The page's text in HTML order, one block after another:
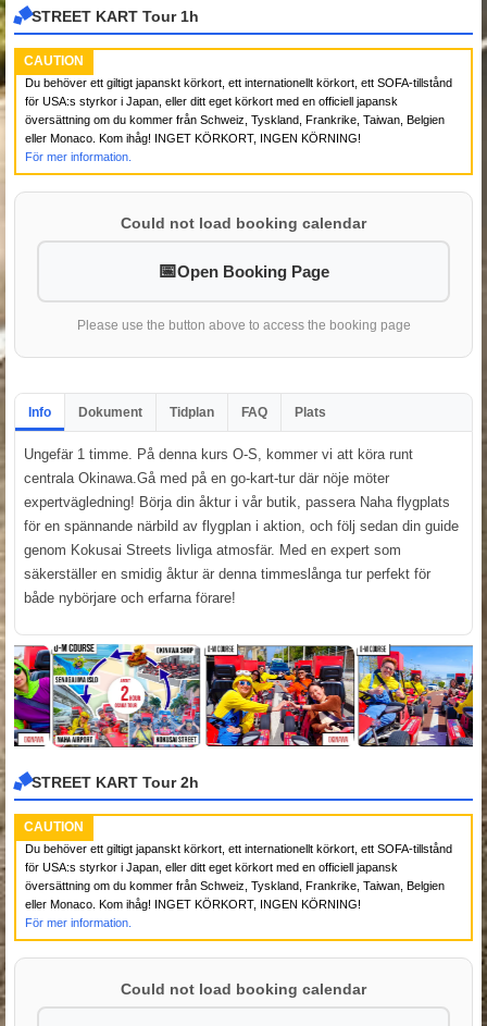
STREET KART Tour 1h
CAUTION
Du behöver ett giltigt japanskt körkort, ett internationellt körkort, ett SOFA-tillstånd
för USA:s styrkor i Japan, eller ditt eget körkort med en officiell japansk
översättning om du kommer från Schweiz, Tyskland, Frankrike, Taiwan, Belgien
eller Monaco. Kom ihåg! INGET KÖRKORT, INGEN KÖRNING!
För mer information.
Could not load booking calendar
Open Booking Page
Please use the button above to access the booking page
Info Dokument Tidplan FAQ Plats
Ungefär 1 timme. På denna kurs O-S, kommer vi att köra runt
centrala Okinawa.Gå med på en go-kart-tur där nöje möter
expertvägledning! Börja din åktur i vår butik, passera Naha flygplats
för en spännande närbild av flygplan i aktion, och följ sedan din guide
genom Kokusai Streets livliga atmosfär. Med en expert som
säkerställer en smidig åktur är denna timmeslånga tur perfekt för
både nybörjare och erfarna förare!
STREET KART Tour 2h
CAUTION
Du behöver ett giltigt japanskt körkort, ett internationellt körkort, ett SOFA-tillstånd
för USA:s styrkor i Japan, eller ditt eget körkort med en officiell japansk
översättning om du kommer från Schweiz, Tyskland, Frankrike, Taiwan, Belgien
eller Monaco. Kom ihåg! INGET KÖRKORT, INGEN KÖRNING!
För mer information.
Could not load booking calendar